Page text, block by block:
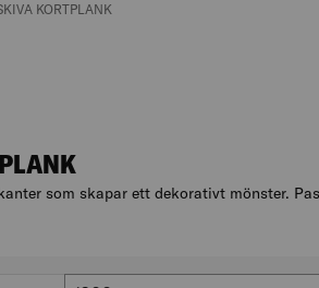
PAGE:PAGE:
KORTPLANK
som skapar ett dekorativt mönster.